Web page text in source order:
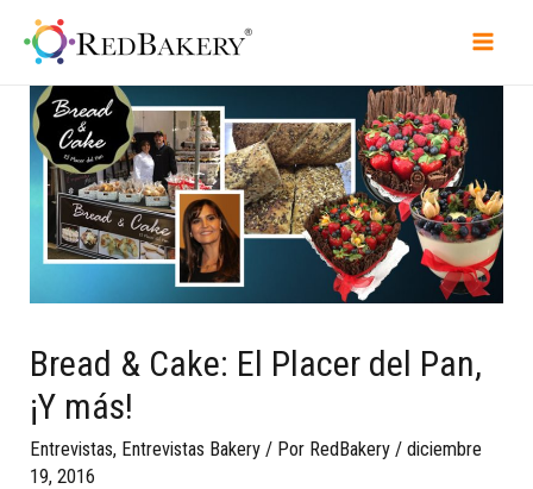
Bread & Cake: El Placer del Pan,
¡Y más!
Entrevistas, Entrevistas Bakery / Por RedBakery /diciembre
19, 2016